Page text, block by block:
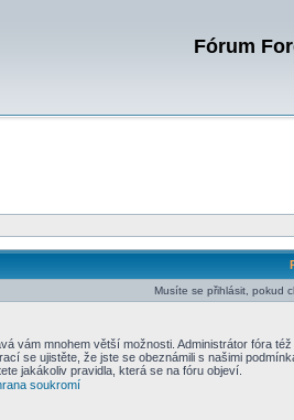
Fórum
Musíte se přihlásit, pokud
vám mnohem větší možnosti. Administrátor fóra též
se ujistěte, že jste se obeznámili s našimi
jakákoliv pravidla, která se na fóru objeví.
soukromí